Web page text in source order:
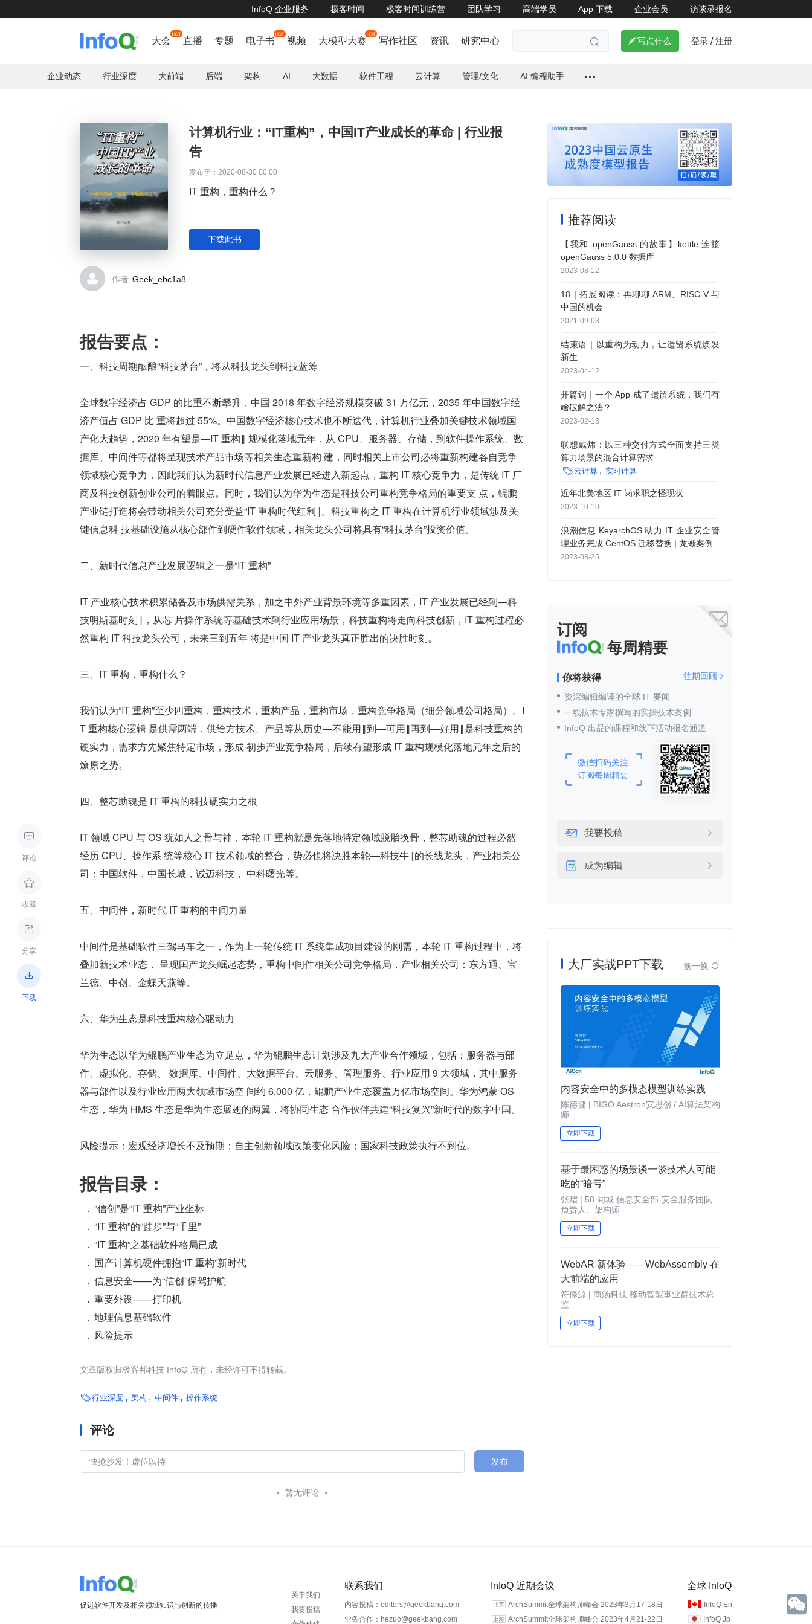
InfoQ 企业服务 极客时间 极客时间训练营 团队学习 高端学员 App 下载 企业会员 访谈录报名
百度智能云 王耀、京东集团 尚鑫、字节跳动 赵鹏伟确认担任 QCon上海2023 联席主席>>>
首页 大会 直播 专题 电子书 视频 大模型大赛 写作社区 资讯 研究中心 话题   写点什么 登录 / 注册
企业动态 行业深度 大前端 后端 架构 AI 大数据 软件工程 云计算 管理/文化 AI 编程助手

评论

收藏

分享

下载
计算机行业：“IT重构”，中国IT产业成长的革命 | 行业报
告
发布于：2020-08-30 00:00
IT 重构，重构什么？
下载此书
作者：Geek_ebc1a8
报告要点：
一、科技周期酝酿“科技茅台”，将从科技龙头到科技蓝筹
全球数字经济占 GDP 的比重不断攀升，中国 2018 年数字经济规模突破 31 万亿元，2035 年中国数字经
济产值占 GDP 比 重将超过 55%。中国数字经济核心技术也不断迭代，计算机行业叠加关键技术领域国
产化大趋势，2020 年有望是―IT 重构‖ 规模化落地元年，从 CPU、服务器、存储，到软件操作系统、数
据库、中间件等都将呈现技术产品市场等相关生态重新构 建，同时相关上市公司必将重新构建各自竞争
领域核心竞争力，因此我们认为新时代信息产业发展已经进入新起点，重构 IT 核心竞争力，是传统 IT 厂
商及科技创新创业公司的着眼点。同时，我们认为华为生态是科技公司重构竞争格局的重要支 点，鲲鹏
产业链打造将会带动相关公司充分受益“IT 重构时代红利‖。科技重构之 IT 重构在计算机行业领域涉及关
键信息科 技基础设施从核心部件到硬件软件领域，相关龙头公司将具有“科技茅台”投资价值。
二、新时代信息产业发展逻辑之一是“IT 重构”
IT 产业核心技术积累储备及市场供需关系，加之中外产业背景环境等多重因素，IT 产业发展已经到―科
技明斯基时刻‖，从芯 片操作系统等基础技术到行业应用场景，科技重构将走向科技创新，IT 重构过程必
然重构 IT 科技龙头公司，未来三到五年 将是中国 IT 产业龙头真正胜出的决胜时刻。
三、IT 重构，重构什么？
我们认为“IT 重构”至少四重构，重构技术，重构产品，重构市场，重构竞争格局（细分领域公司格局）。I
T 重构核心逻辑 是供需两端，供给方技术、产品等从历史―不能用‖到―可用‖再到―好用‖是科技重构的
硬实力，需求方先聚焦特定市场，形成 初步产业竞争格局，后续有望形成 IT 重构规模化落地元年之后的
燎原之势。
四、整芯助魂是 IT 重构的科技硬实力之根
IT 领域 CPU 与 OS 犹如人之骨与神，本轮 IT 重构就是先落地特定领域脱胎换骨，整芯助魂的过程必然
经历 CPU、操作系 统等核心 IT 技术领域的整合，势必也将决胜本轮―科技牛‖的长线龙头，产业相关公
司：中国软件，中国长城，诚迈科技， 中科曙光等。
五、中间件，新时代 IT 重构的中间力量
中间件是基础软件三驾马车之一，作为上一轮传统 IT 系统集成项目建设的刚需，本轮 IT 重构过程中，将
叠加新技术业态， 呈现国产龙头崛起态势，重构中间件相关公司竞争格局，产业相关公司：东方通、宝
兰德、中创、金蝶天燕等。
六、华为生态是科技重构核心驱动力
华为生态以华为鲲鹏产业生态为立足点，华为鲲鹏生态计划涉及九大产业合作领域，包括：服务器与部
件、虚拟化、存储、 数据库、中间件、大数据平台、云服务、管理服务、行业应用 9 大领域，其中服务
器与部件以及行业应用两大领域市场空 间约 6,000 亿，鲲鹏产业生态覆盖万亿市场空间。华为鸿蒙 OS
生态，华为 HMS 生态是华为生态展翅的两翼，将协同生态 合作伙伴共建“科技复兴”新时代的数字中国。
风险提示：宏观经济增长不及预期；自主创新领域政策变化风险；国家科技政策执行不到位。
报告目录：
“信创”是“IT 重构”产业坐标
“IT 重构”的“跬步”与“千里”
“IT 重构”之基础软件格局已成
国产计算机硬件拥抱“IT 重构”新时代
信息安全——为“信创”保驾护航
重要外设——打印机
地理信息基础软件
风险提示
文章版权归极客邦科技 InfoQ 所有，未经许可不得转载。
行业深度 架构 中间件 操作系统
评论
发布
暂无评论
推荐阅读
【我和 openGauss 的故事】kettle 连接
openGauss 5.0.0 数据库
2023-08-12
18｜拓展阅读：再聊聊 ARM、RISC-V 与
中国的机会
2021-09-03
结束语｜以重构为动力，让遗留系统焕发
新生
2023-04-12
开篇词｜一个 App 成了遗留系统，我们有
啥破解之法？
2023-02-13
联想戴炜：以三种交付方式全面支持三类
算力场景的混合计算需求
云计算 实时计算
近年北美地区 IT 岗求职之怪现状
2023-10-10
浪潮信息 KeyarchOS 助力 IT 企业安全管
理业务完成 CentOS 迁移替换 | 龙蜥案例
2023-08-25

订阅
每周精要
你将获得 往期回顾 
资深编辑编译的全球 IT 要闻
一线技术专家撰写的实操技术案例
InfoQ 出品的课程和线下活动报名通道
微信扫码关注
订阅每周精要
我要投稿 
成为编辑 
大厂实战PPT下载 换一换 
内容安全中的多模态模型训练实践
陈德健 | BIGO Aestron安思创 / AI算法架构
师
立即下载
基于最困惑的场景谈一谈技术人可能
吃的“暗亏”
张熠 | 58 同城 信息安全部-安全服务团队
负责人、架构师
立即下载
WebAR 新体验——WebAssembly 在
大前端的应用
符修源 | 商汤科技 移动智能事业群技术总
监
立即下载
促进软件开发及相关领域知识与创新的传播
关于我们
我要投稿
联系我们
内容投稿：editors@geekbang.com
业务合作：hezuo@geekbang.com
InfoQ 近期会议
ArchSummit全球架构师峰会 2023年3月17-18日
ArchSummit全球架构师峰会 2023年4月21-22日
全球 InfoQ
InfoQ En
InfoQ Jp